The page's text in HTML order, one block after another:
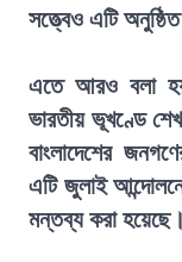
সত্ত্বেও এটি
এতে আরও বলা হয়,
ভারতীয় ভূখণ্ডে
বাংলাদেশের
এটি জুলাই
মন্তব্য করা হয়েছে।